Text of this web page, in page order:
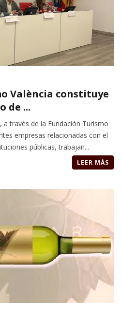
València constituye
de ...
a través de la Fundación Turismo
empresas relacionadas con el
públicas, trabajan...
LEER MÁS